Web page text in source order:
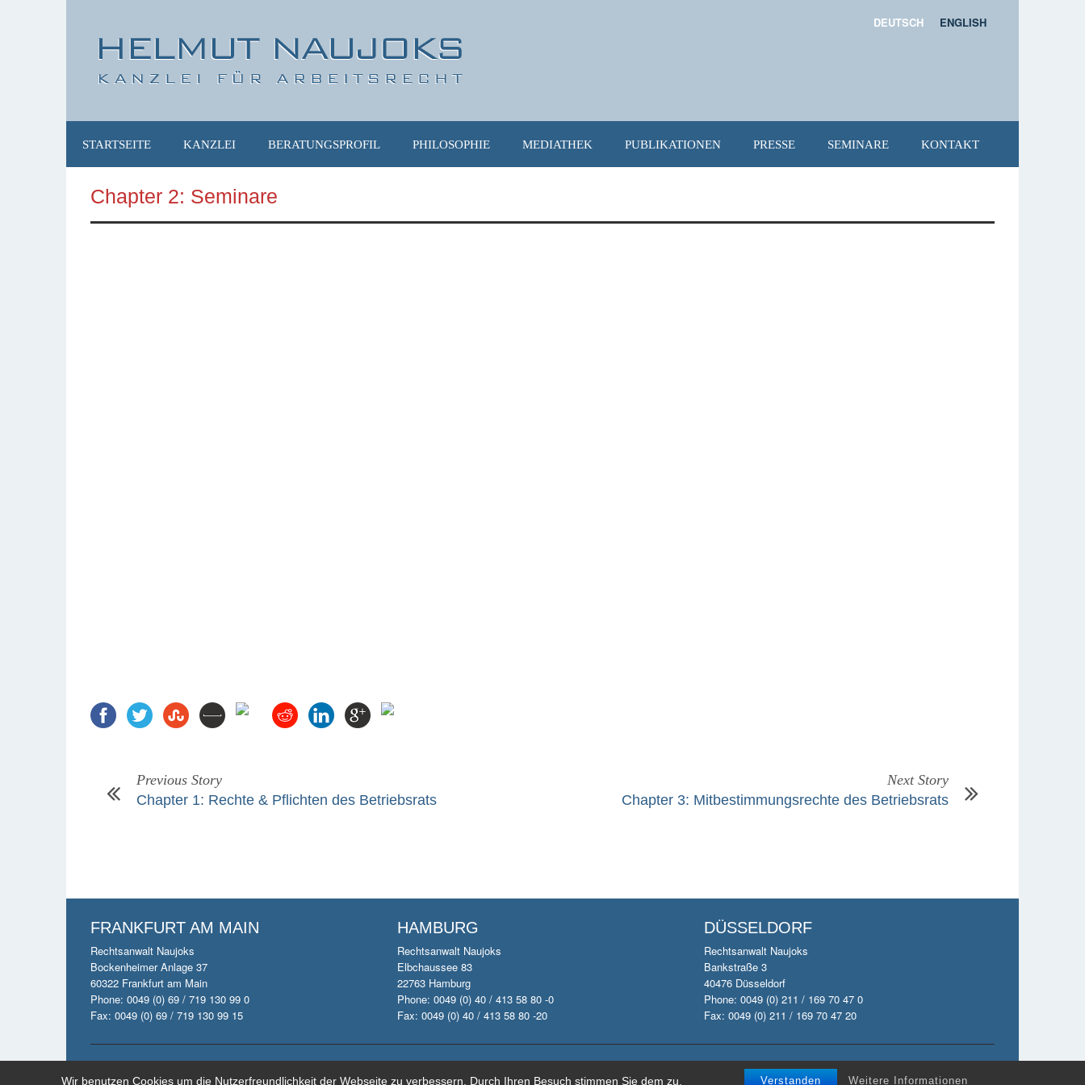
Wir benutzen Cookies um die Nutzerfreundlichkeit der Webseite zu verbessern. Durch Ihren Besuch stimmen Sie dem zu. Verstanden Weitere Informationen
DEUTSCH ENGLISH
STARTSEITE KANZLEI BERATUNGSPROFIL PHILOSOPHIE MEDIATHEK PUBLIKATIONEN PRESSE SEMINARE KONTAKT
Chapter 2: Seminare
Previous Story
Chapter 1: Rechte & Pflichten des Betriebsrats
Next Story
Chapter 3: Mitbestimmungsrechte des Betriebsrats
FRANKFURT AM MAIN
Rechtsanwalt Naujoks
Bockenheimer Anlage 37
60322 Frankfurt am Main
Phone: 0049 (0) 69 / 719 130 99 0
Fax: 0049 (0) 69 / 719 130 99 15
HAMBURG
Rechtsanwalt Naujoks
Elbchaussee 83
22763 Hamburg
Phone: 0049 (0) 40 / 413 58 80 -0
Fax: 0049 (0) 40 / 413 58 80 -20
DÜSSELDORF
Rechtsanwalt Naujoks
Bankstraße 3
40476 Düsseldorf
Phone: 0049 (0) 211 / 169 70 47 0
Fax: 0049 (0) 211 / 169 70 47 20
Naujoks Consult